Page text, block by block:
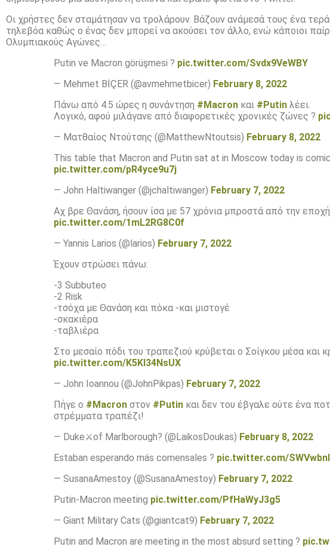
Οι χρήστες δεν σταμάτησαν να τρολάρουν. Βάζουν ανάμεσά τους ένα
τηλεβόα καθώς ο ένας δεν μπορεί να ακούσει τον άλλο, ενώ κάποιοι
Ολυμπιακούς Αγώνες…
Putin ve Macron görüşmesi ? pic.twitter.com/Svdx9VeWBY
— Mehmet BİÇER (@avmehmetbicer) February 8, 2022
Πάνω από 4.5 ώρες η συνάντηση #Macron και #Putin λέει.
Λογικό, αφού μιλάγανε από διαφορετικές χρονικές ζώνες ?
— Ματθαίος Ντούτσης (@MatthewNtoutsis) February 8, 2022
This table that Macron and Putin sat at in Moscow today is
pic.twitter.com/pR4yce9u7j
— John Haltiwanger (@jchaltiwanger) February 7, 2022
Αχ βρε Θανάση, ήσουν ίσα με 57 χρόνια μπροστά από την
pic.twitter.com/1mL2RG8C0f
— Yannis Larios (@larios) February 7, 2022
Έχουν στρώσει πάνω:
-3 Subbuteo
-2 Risk
-τσόχα με Θανάση και πόκα -και μιστογέ
-σκακιέρα
-ταβλιέρα
Στο μεσαίο πόδι του τραπεζιού κρύβεται ο Σοίγκου μέσα και
pic.twitter.com/K5KI34NsUX
— John Ioannou (@JohnPikpas) February 7, 2022
Πήγε ο #Macron στον #Putin και δεν του έβγαλε ούτε ένα
στρέμματα τραπέζι!
— Duke⚔️of Marlborough? (@LaikosDoukas) February 8, 2022
Estaban esperando más comensales ? pic.twitter.com/
— SusanaAmestoy (@SusanaAmestoy) February 7, 2022
Putin-Macron meeting pic.twitter.com/PfHaWyJ3g5
— Giant Military Cats (@giantcat9) February 7, 2022
Putin and Macron are meeting in the most absurd setting ?